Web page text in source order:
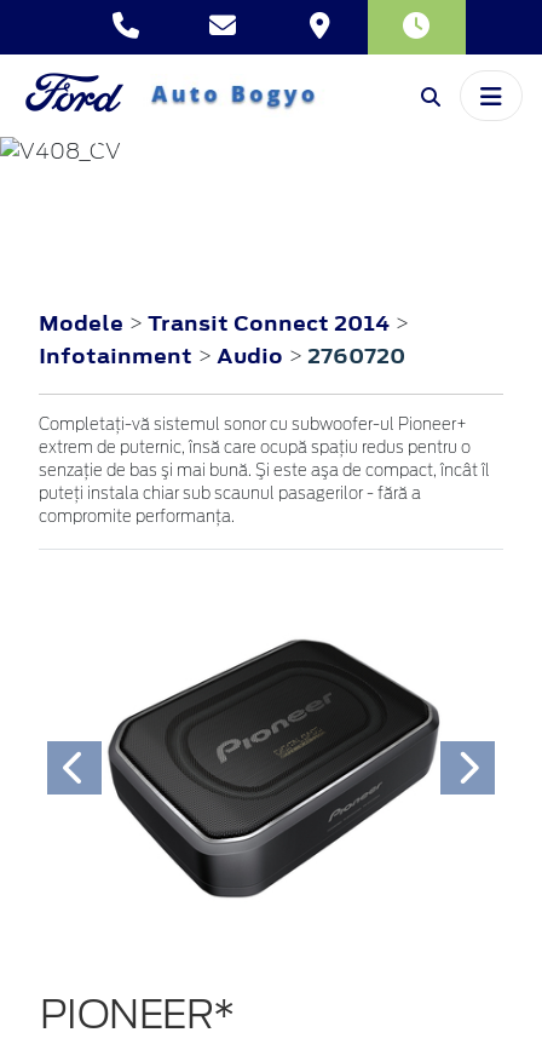
TRANSIT CONNECT
Modele > Transit Connect 2014 >
Infotainment > Audio > 2760720
Completaţi-vă sistemul sonor cu subwoofer-ul Pioneer+
extrem de puternic, însă care ocupă spaţiu redus pentru o
senzaţie de bas şi mai bună. Şi este aşa de compact, încât îl
puteţi instala chiar sub scaunul pasagerilor - fără a
compromite performanţa.
PIONEER*